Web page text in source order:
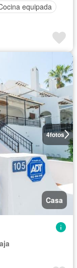
equipada
4fotos
Casa